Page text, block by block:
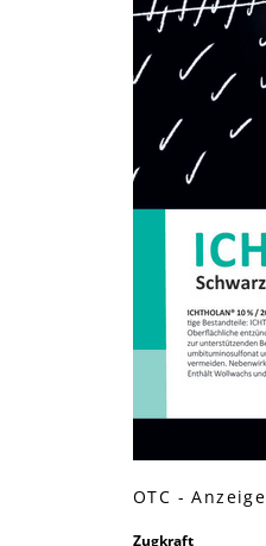
OTC - Anzeige
Zugkraft